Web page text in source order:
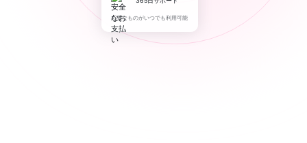
必要なものがいつでも利用可能